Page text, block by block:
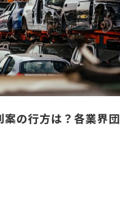
案の行方は？各業界団